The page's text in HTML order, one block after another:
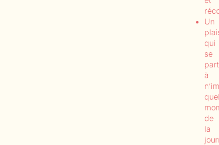
Un
qui
se
à
de
la